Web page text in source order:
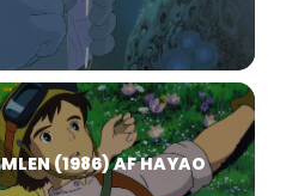
(1986) AF HAYAO